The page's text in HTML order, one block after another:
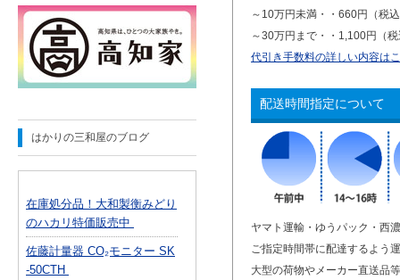
～10万円未満・・660円（税
～30万円まで・・1,100円（
代引き手数料の詳しい内容は
配送時間指定について
ヤマト運輸・ゆうパック・西
ご指定時間帯に配達するよう
大型の荷物やメーカー直送品
はかりの三和屋のブログ
在庫処分品！大和製衡みどり
のハカリ特価販売中
佐藤計量器 CO₂モニター SK
-50CTH